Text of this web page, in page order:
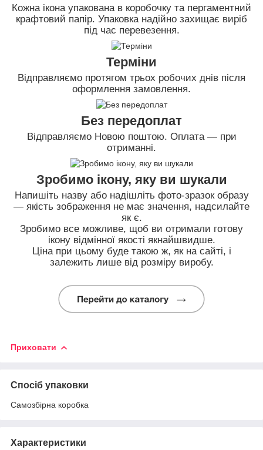
Кожна ікона упакована в коробочку та пергаментний
крафтовий папір. Упаковка надійно захищає виріб
під час перевезення.
Терміни
Відправляємо протягом трьох робочих днів після
оформлення замовлення.
Без передоплат
Відправляємо Новою поштою. Оплата — при
отриманні.
Зробимо ікону, яку ви шукали
Напишіть назву або надішліть фото-зразок образу
— якість зображення не має значення, надсилайте
як є.
Зробимо все можливе, щоб ви отримали готову
ікону відмінної якості якнайшвидше.
Ціна при цьому буде такою ж, як на сайті, і
залежить лише від розміру виробу.
Приховати
Спосіб упаковки
Самозбірна коробка
Характеристики